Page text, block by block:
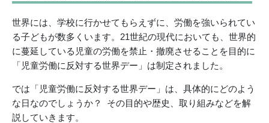
世界には、学校に行かせてもらえずに、労働を強いられてい
る子どもが数多くいます。21世紀の現代においても、世界的
に蔓延している児童の労働を禁止・撤廃させることを目的に
「児童労働に反対する世界デー」は制定されました。
では「児童労働に反対する世界デー」は、具体的にどのよう
な日なのでしょうか？ その目的や歴史、取り組みなどを解
説していきます。